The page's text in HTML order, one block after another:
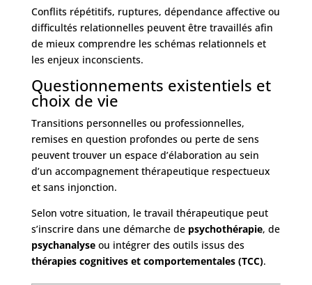
Conflits répétitifs, ruptures, dépendance affective ou
difficultés relationnelles peuvent être travaillés afin
de mieux comprendre les schémas relationnels et
les enjeux inconscients.
Questionnements existentiels et
choix de vie
Transitions personnelles ou professionnelles,
remises en question profondes ou perte de sens
peuvent trouver un espace d’élaboration au sein
d’un accompagnement thérapeutique respectueux
et sans injonction.
Selon votre situation, le travail thérapeutique peut
s’inscrire dans une démarche de psychothérapie, de
psychanalyseou intégrer des outils issus des
thérapies cognitives et comportementales (TCC).